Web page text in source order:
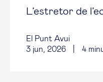
L’estretor de
El Punt Avui
3 jun, 2026
4